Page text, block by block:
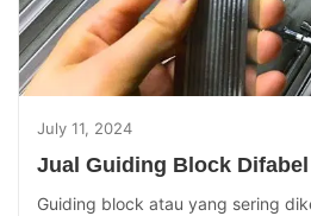
July 11, 2024
Jual Guiding Block
Guiding block atau yang sering